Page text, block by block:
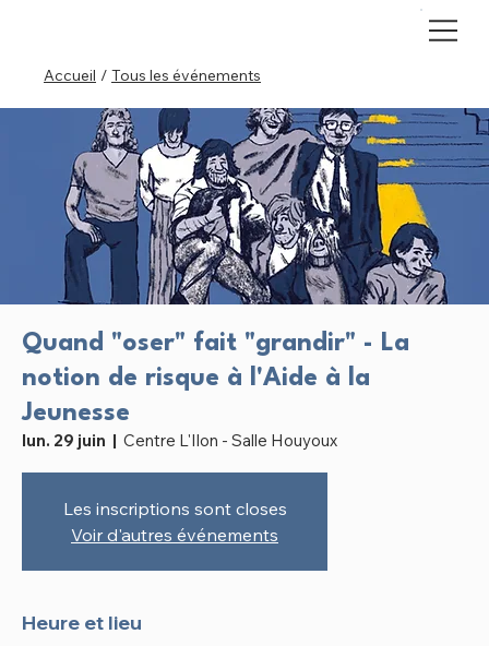
Accueil / Tous les événements
Quand "oser" fait "grandir" - La
notion de risque à l'Aide à la
Jeunesse
lun. 29 juin
  |
Centre L'Ilon - Salle Houyoux
Les inscriptions sont closes
Voir d'autres événements
Heure et lieu